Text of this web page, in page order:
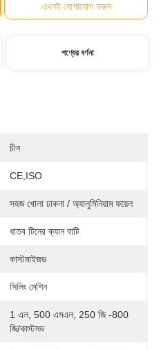
এখনই যোগাযোগ করুন
পণ্যের বর্ণনা
চীন
CE,ISO
সহজ খোলা ঢাকনা / অ্যালুমিনিয়াম ফয়েল
ধাতব টিনের ক্যান বাটি
কাস্টমাইজড
সিলিং মেশিন
1 এল, 500 এমএল, 250 জি -800
জি/কাস্টমড